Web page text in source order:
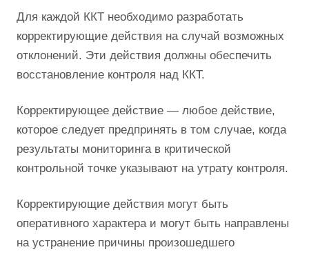
Для каждой ККТ необходимо разработать
корректирующие действия на случай возможных
отклонений. Эти действия должны обеспечить
восстановление контроля над ККТ.
Корректирующее действие — любое действие,
которое следует предпринять в том случае, когда
результаты мониторинга в критической
контрольной точке указывают на утрату контроля.
Корректирующие действия могут быть
оперативного характера и могут быть направлены
на устранение причины произошедшего